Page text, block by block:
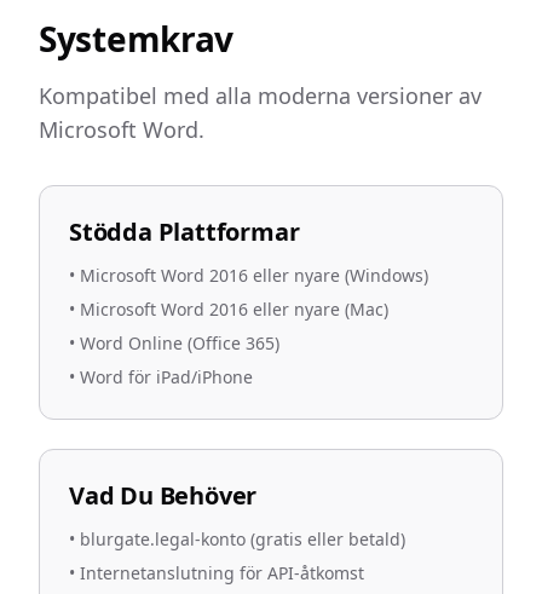
Systemkrav
Kompatibel med alla moderna versioner av
Microsoft Word.
Stödda Plattformar
• Microsoft Word 2016 eller nyare (Windows)
• Microsoft Word 2016 eller nyare (Mac)
• Word Online (Office 365)
• Word för iPad/iPhone
Vad Du Behöver
• blurgate.legal-konto (gratis eller betald)
• Internetanslutning för API-åtkomst